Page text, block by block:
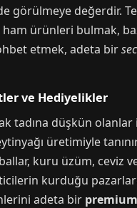
değerdir.
ürünleri bulmak,
etmek, adeta bir
ve Hediyelikler
tadına düşkün
üretimiyle
ballar, kuru üzüm,
kurduğu
adeta bir